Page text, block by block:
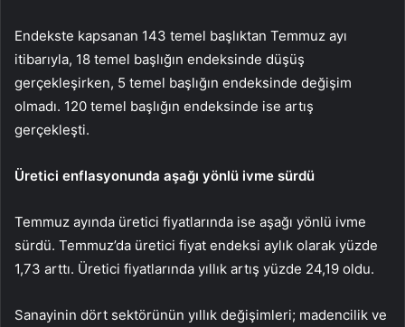
Endekste kapsanan 143 temel başlıktan Temmuz ayı
itibarıyla, 18 temel başlığın endeksinde düşüş
gerçekleşirken, 5 temel başlığın endeksinde değişim
olmadı. 120 temel başlığın endeksinde ise artış
gerçekleşti.
Üretici enflasyonunda aşağı yönlü ivme sürdü
Temmuz ayında üretici fiyatlarında ise aşağı yönlü ivme
sürdü. Temmuz’da üretici fiyat endeksi aylık olarak yüzde
1,73 arttı. Üretici fiyatlarında yıllık artış yüzde 24,19 oldu.
Sanayinin dört sektörünün yıllık değişimleri; madencilik ve